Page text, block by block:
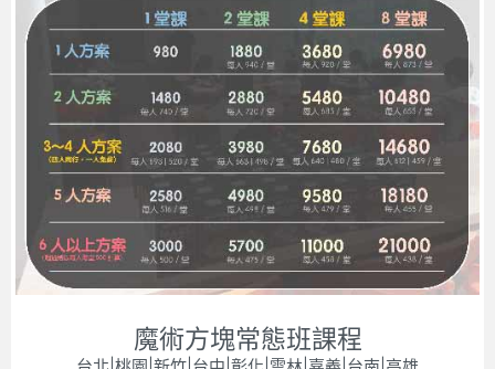
魔術方塊常態班課程